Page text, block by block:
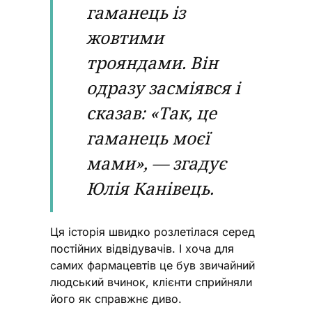
гаманець із
жовтими
трояндами. Він
одразу засміявся і
сказав: «Так, це
гаманець моєї
мами», — згадує
Юлія Канівець.
Ця історія швидко розлетілася серед
постійних відвідувачів. І хоча для
самих фармацевтів це був звичайний
людський вчинок, клієнти сприйняли
його як справжнє диво.